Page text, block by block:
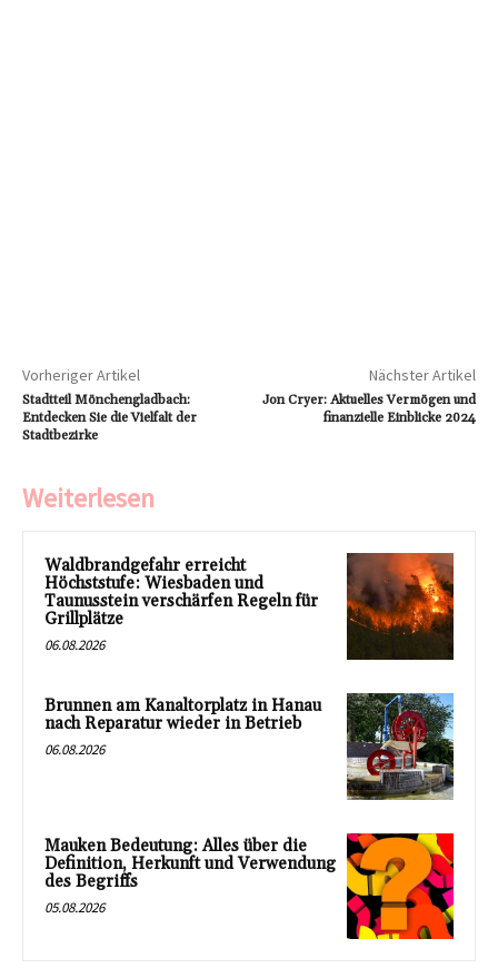
Vorheriger Artikel
Stadtteil Mönchengladbach:
Entdecken Sie die Vielfalt der
Stadtbezirke
Nächster Artikel
Jon Cryer: Aktuelles Vermögen und
finanzielle Einblicke 2024
Weiterlesen
Waldbrandgefahr erreicht
Höchststufe: Wiesbaden und
Taunusstein verschärfen Regeln für
Grillplätze
06.08.2026
Brunnen am Kanaltorplatz in Hanau
nach Reparatur wieder in Betrieb
06.08.2026
Mauken Bedeutung: Alles über die
Definition, Herkunft und Verwendung
des Begriffs
05.08.2026